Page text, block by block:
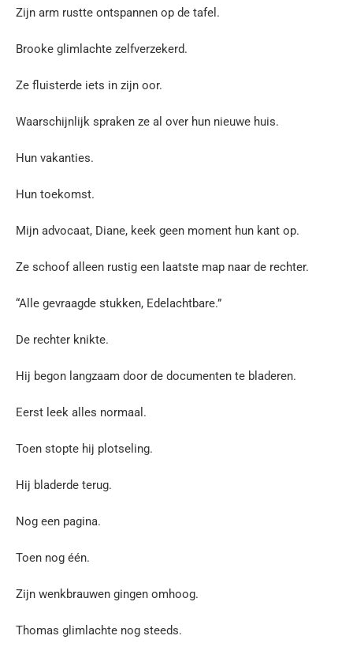
Zijn arm rustte ontspannen op de tafel.
Brooke glimlachte zelfverzekerd.
Ze fluisterde iets in zijn oor.
Waarschijnlijk spraken ze al over hun nieuwe huis.
Hun vakanties.
Hun toekomst.
Mijn advocaat, Diane, keek geen moment hun kant op.
Ze schoof alleen rustig een laatste map naar de rechter.
“Alle gevraagde stukken, Edelachtbare.”
De rechter knikte.
Hij begon langzaam door de documenten te bladeren.
Eerst leek alles normaal.
Toen stopte hij plotseling.
Hij bladerde terug.
Nog een pagina.
Toen nog één.
Zijn wenkbrauwen gingen omhoog.
Thomas glimlachte nog steeds.